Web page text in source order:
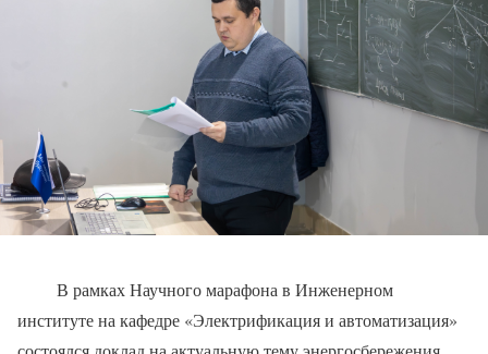
В рамках Научного марафона в Инженерном
институте на кафедре «Электрификация и автоматизация»